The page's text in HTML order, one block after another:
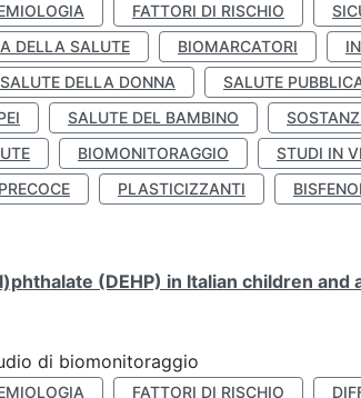
FATTORI DI RISCHIO
DELLA SALUTE BIOMARCATORI
SALUTE DELLA DONNA SALUTE
SALUTE DEL BAMBINO
BIOMONITORAGGIO STUDI IN
PLASTICIZZANTI
(DEHP) in Italian children and
di biomonitoraggio
FATTORI DI RISCHIO